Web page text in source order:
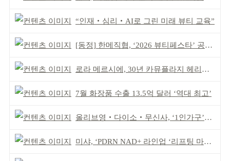
“인재‧심리‧AI로 그린 미래 뷰티 교육”
[동정] 한메직협, ‘2026 뷰티페스타’ 공동 주최
로라 메르시에, 30년 카뮤플라지 헤리티지 담아
7월 화장품 수출 13.5억 달러 ‘역대 최고’
올리브영‧다이소‧무신사, ‘1인가구’가 이끈다
미샤, ‘PDRN NAD+ 라인업 ‘리프팅 마스크’ 출시